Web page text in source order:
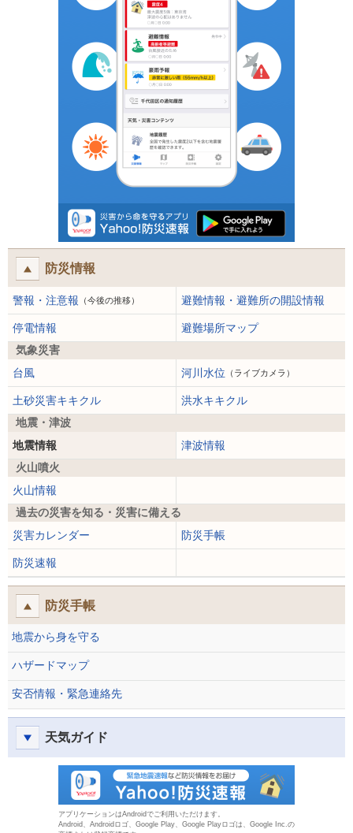
防災情報
警報・注意報 （今後の推移） 避難情報・避難所の開設情報
停電情報
避難場所マップ
気象災害
台風
河川水位 （ライブカメラ）
土砂災害キキクル
洪水キキクル
地震・津波
地震情報
津波情報
火山噴火
火山情報
過去の災害を知る・災害に備える
災害カレンダー
防災手帳
防災速報
防災手帳
地震から身を守る
ハザードマップ
安否情報・緊急連絡先
天気ガイド
アプリケーションはAndroidでご利用いただけます。
Android、Androidロゴ、Google Play、Google Playロゴは、Google Inc.の